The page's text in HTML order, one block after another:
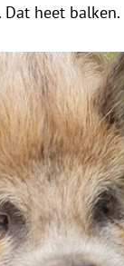
heet balken.